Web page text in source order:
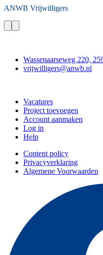
ANWB Vrijwilligers
Wassenaarseweg 220,
vrijwilligers@anwb.nl
Vacatures
Project toevoegen
Account aanmaken
Log in
Help
Content policy
Privacyverklaring
Algemene Voorwaarden